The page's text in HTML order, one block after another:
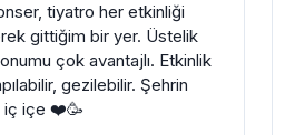
tiyatro her etkinliği
gittiğim bir yer. Üstelik
çok avantajlı. Etkinlik
gezilebilir. Şehrin
iç içe ❤️🥳